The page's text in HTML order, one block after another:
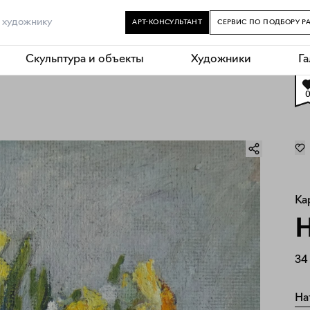
АРТ-КОНСУЛЬТАНТ СЕРВИС ПО ПОДБОРУ
Скульптура и объекты Художники
0
34